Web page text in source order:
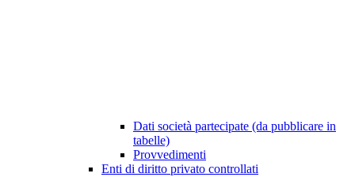
Dati società partecipate (da pubblicare in
tabelle)
Provvedimenti
Enti di diritto privato controllati